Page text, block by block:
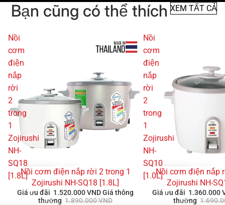
Bạn cũng có thể thích XEM TẤT CẢ
Nồi
cơm
điện
nắp
rời
2
trong
1
Zojirushi
NH-
SQ18
[1.8L]
GIẢM GIÁ
Nồi cơm điện nắp rời 2 trong 1
Zojirushi NH-SQ18 [1.8L]
Giá ưu đãi 1.520.000 VND Giá thông
thường 1.890.000 VND
Nồi
cơm
điện
nắp
rời
2
trong
1
Zojirushi
NH-
SQ10
[1.0L]
GIẢM GIÁ
Nồi cơm điện nắp
Zojirushi NH-
Giá ưu đãi 1.360.000
thường